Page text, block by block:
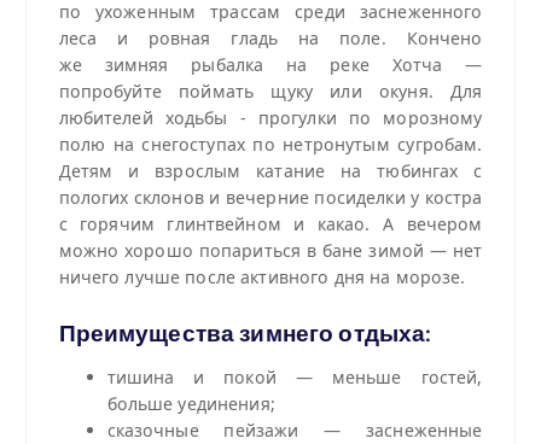
по ухоженным трассам среди заснеженного
леса и ровная гладь на поле. Кончено
же зимняя рыбалка на реке Хотча —
попробуйте поймать щуку или окуня. Для
любителей ходьбы - прогулки по морозному
полю на снегоступах по нетронутым сугробам.
Детям и взрослым катание на тюбингах с
пологих склонов и вечерние посиделки у костра
с горячим глинтвейном и какао. А вечером
можно хорошо попариться в бане зимой — нет
ничего лучше после активного дня на морозе.
Преимущества зимнего отдыха:
тишина и покой — меньше гостей,
больше уединения;
сказочные пейзажи — заснеженные